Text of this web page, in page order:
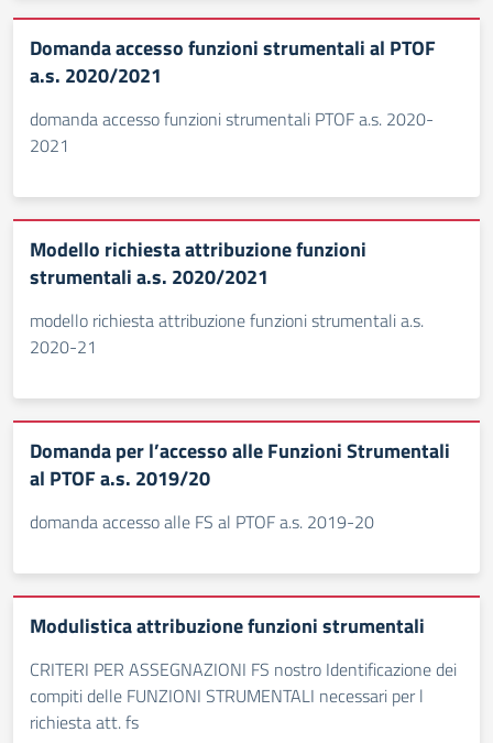
Domanda accesso funzioni strumentali al PTOF
a.s. 2020/2021
domanda accesso funzioni strumentali PTOF a.s. 2020-
2021
Modello richiesta attribuzione funzioni
strumentali a.s. 2020/2021
modello richiesta attribuzione funzioni strumentali a.s.
2020-21
Domanda per l’accesso alle Funzioni Strumentali
al PTOF a.s. 2019/20
domanda accesso alle FS al PTOF a.s. 2019-20
Modulistica attribuzione funzioni strumentali
CRITERI PER ASSEGNAZIONI FS nostro Identificazione dei
compiti delle FUNZIONI STRUMENTALI necessari per l
richiesta att. fs